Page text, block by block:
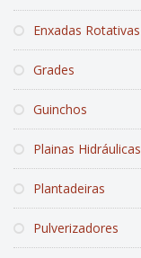
Enxadas Rotativas
Grades
Guinchos
Plainas Hidráulicas
Plantadeiras
Pulverizadores